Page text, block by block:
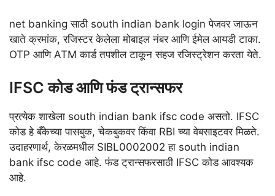
net banking साठी south indian bank login पेजवर जाऊन
खाते क्रमांक, रजिस्टर केलेला मोबाइल नंबर आणि ईमेल आयडी टाका.
OTP आणि ATM कार्ड तपशील टाकून सहज रजिस्ट्रेशन करता येते.
IFSC कोड आणि फंड ट्रान्सफर
प्रत्येक शाखेला south indian bank ifsc code असतो. IFSC
कोड हे बँकेच्या पासबुक, चेकबुकवर किंवा RBI च्या वेबसाइटवर मिळते.
उदाहरणार्थ, केरळमधील SIBL0002002 हा south indian
bank ifsc code आहे. फंड ट्रान्सफरसाठी IFSC कोड आवश्यक
आहे.